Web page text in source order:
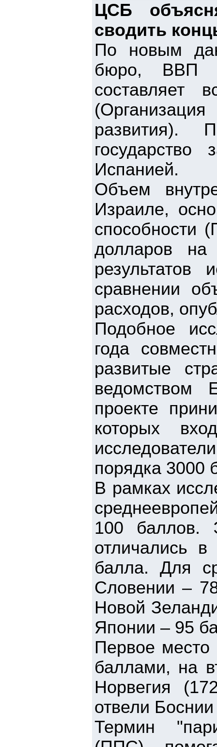
ЦСБ
сводить
По новым
бюро, ВВП
составляет
развития).
Испанией.
Объем
Израиле,
способности
долларов
результатов
сравнении
расходов,
Подобное
года
развитые
ведомством
проекте
которых
порядка 3000
В рамках
100 баллов.
отличались
балла. Для
Словении –
Новой
Японии – 95
Первое место
баллами, на
Норвегия
отвели
Термин